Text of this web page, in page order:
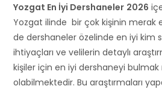
Yozgat En İyi Dershaneler 2026
Yozgat ilinde bir çok kişinin merak
de dershaneler özelinde en iyi kim
ihtiyaçları ve velilerin detaylı
kişiler için en iyi dershaneyi
olabilmektedir. Bu araştırmaları